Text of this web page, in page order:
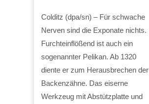
Colditz (dpa/sn) – Für schwache
Nerven sind die Exponate nichts.
Furchteinflößend ist auch ein
sogenannter Pelikan. Ab 1320
diente er zum Herausbrechen der
Backenzähne. Das eiserne
Werkzeug mit Abstützplatte und